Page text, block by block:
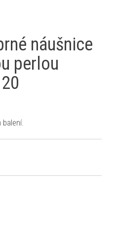
náušnice
perlou